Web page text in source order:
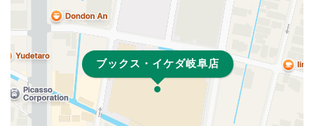
ブックス・イケダ岐阜店